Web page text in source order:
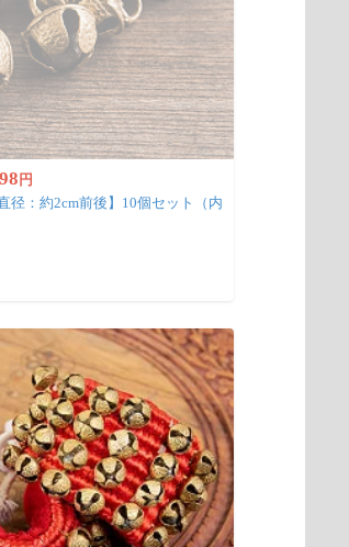
円
径：約2cm前後】10個セット（内